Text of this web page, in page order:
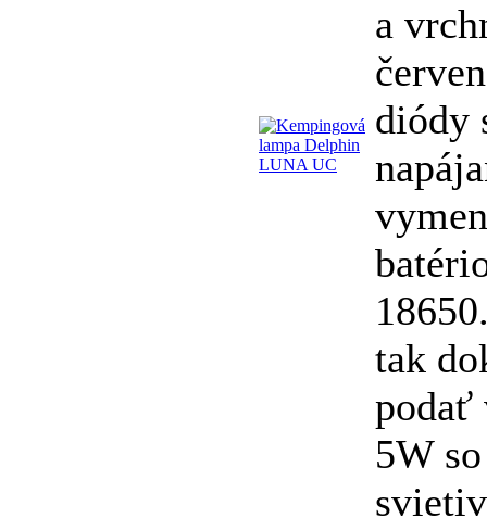
a
diódy
tak
podať
5W so